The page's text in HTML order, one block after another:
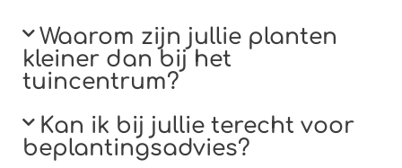
Waarom zijn jullie planten
kleiner dan bij het
tuincentrum?​
Kan ik bij jullie terecht voor
beplantingsadvies?​